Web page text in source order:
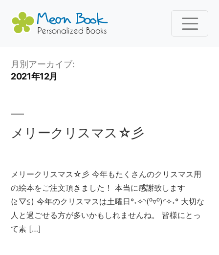
月別アーカイブ:
2021年12月
メリークリスマス☆彡
メリークリスマス☆彡 今年もたくさんのクリスマス用
の絵本をご注文頂きました！ 本当に感謝致します
(≧▽≦) 今年のクリスマスは土曜日°˖✧◝(⁰▿⁰)◜✧˖° 大切な
人と過ごせる方が多いかもしれませんね。 皆様にとっ
て素 […]